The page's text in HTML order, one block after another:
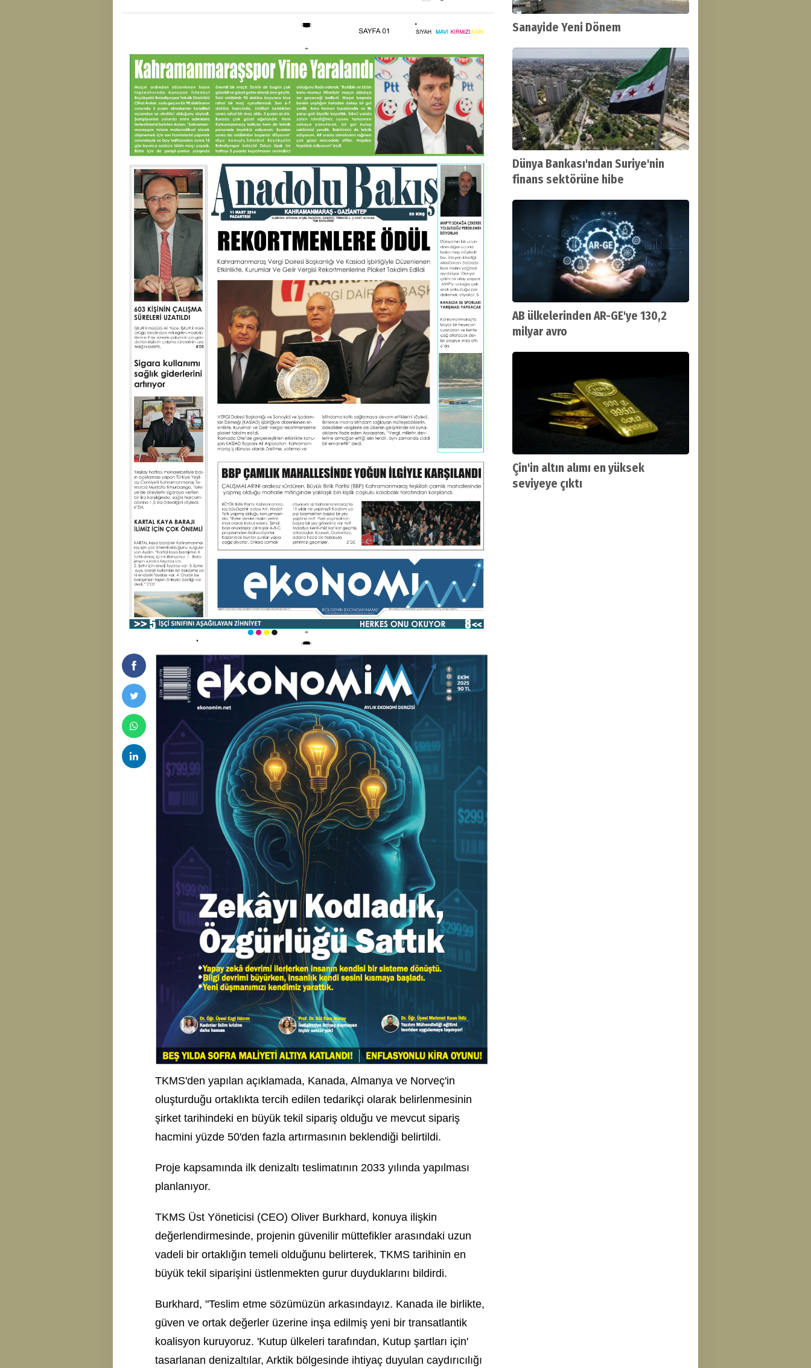
TKMS'den yapılan açıklamada, Kanada, Almanya ve Norveç'in
oluşturduğu ortaklıkta tercih edilen tedarikçi olarak belirlenmesinin
şirket tarihindeki en büyük tekil sipariş olduğu ve mevcut sipariş
hacmini yüzde 50'den fazla artırmasının beklendiği belirtildi.
Proje kapsamında ilk denizaltı teslimatının 2033 yılında yapılması
planlanıyor.
TKMS Üst Yöneticisi (CEO) Oliver Burkhard, konuya ilişkin
değerlendirmesinde, projenin güvenilir müttefikler arasındaki uzun
vadeli bir ortaklığın temeli olduğunu belirterek, TKMS tarihinin en
büyük tekil siparişini üstlenmekten gurur duyduklarını bildirdi.
Burkhard, "Teslim etme sözümüzün arkasındayız. Kanada ile birlikte,
güven ve ortak değerler üzerine inşa edilmiş yeni bir transatlantik
koalisyon kuruyoruz. 'Kutup ülkeleri tarafından, Kutup şartları için'
tasarlanan denizaltılar, Arktik bölgesinde ihtiyaç duyulan caydırıcılığı
Sanayide Yeni Dönem
Dünya Bankası'ndan Suriye'nin
finans sektörüne hibe
AB ülkelerinden AR-GE'ye 130,2
milyar avro
Çin'in altın alımı en yüksek
seviyeye çıktı